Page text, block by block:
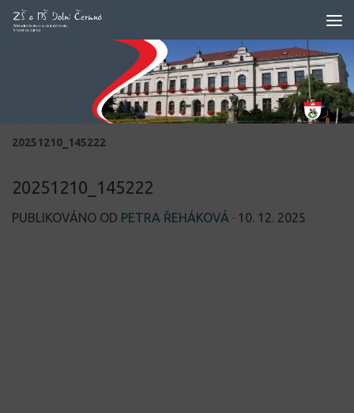
Skip to content
20251210_145222
20251210_145222
PUBLIKOVÁNO OD PETRA ŘEHÁKOVÁ · 10. 12. 2025